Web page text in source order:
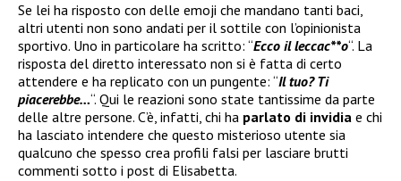
Se lei ha risposto con delle emoji che mandano tanti baci,
altri utenti non sono andati per il sottile con l’opinionista
sportivo. Uno in particolare ha scritto: “Ecco il leccac**o“. La
risposta del diretto interessato non si è fatta di certo
attendere e ha replicato con un pungente: “Il tuo? Ti
piacerebbe…“. Qui le reazioni sono state tantissime da parte
delle altre persone. C’è, infatti, chi ha parlato di invidia e chi
ha lasciato intendere che questo misterioso utente sia
qualcuno che spesso crea profili falsi per lasciare brutti
commenti sotto i post di Elisabetta.